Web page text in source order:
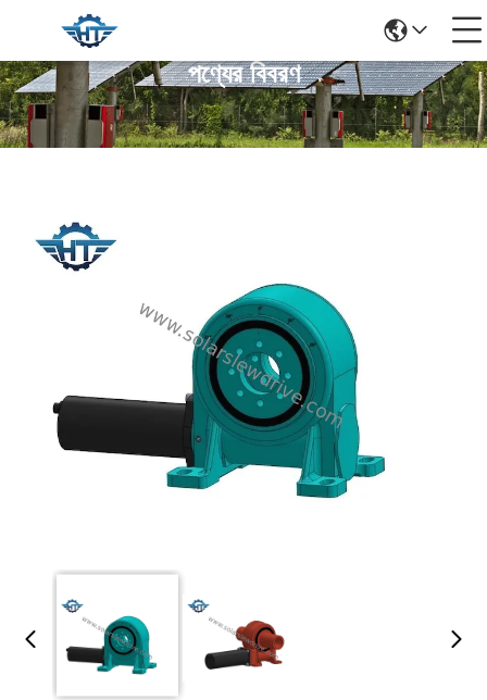
পণ্যের বিবরণ